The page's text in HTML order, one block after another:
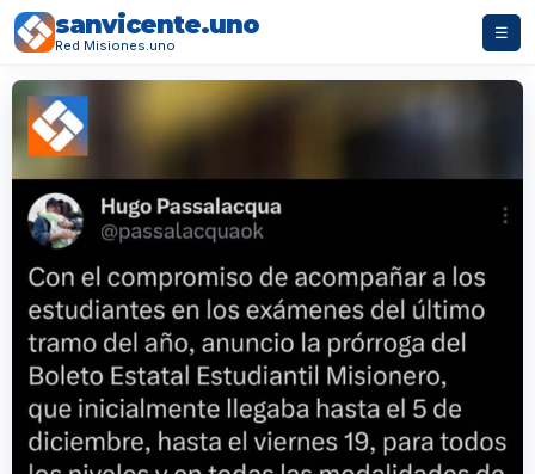
sanvicente.uno
Red Misiones.uno
☰